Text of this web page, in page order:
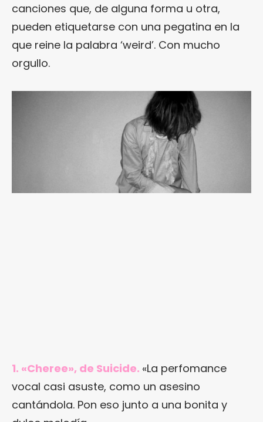
canciones que, de alguna forma u otra,
pueden etiquetarse con una pegatina en la
que reine la palabra ‘weird’. Con mucho
orgullo.
1. «Cheree», de Suicide. «La perfomance
vocal casi asuste, como un asesino
cantándola. Pon eso junto a una bonita y